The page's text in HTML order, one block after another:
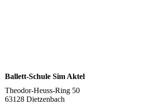
Ballett-Schule Sim Aktel
Theodor-Heuss-Ring 50
63128 Dietzenbach